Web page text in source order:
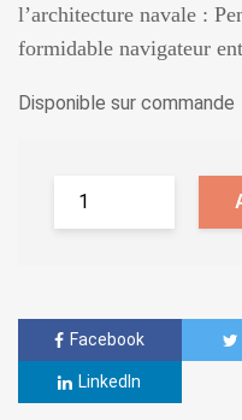
l’architecture navale :
formidable navigateur
Disponible sur commande
Facebook
LinkedIn